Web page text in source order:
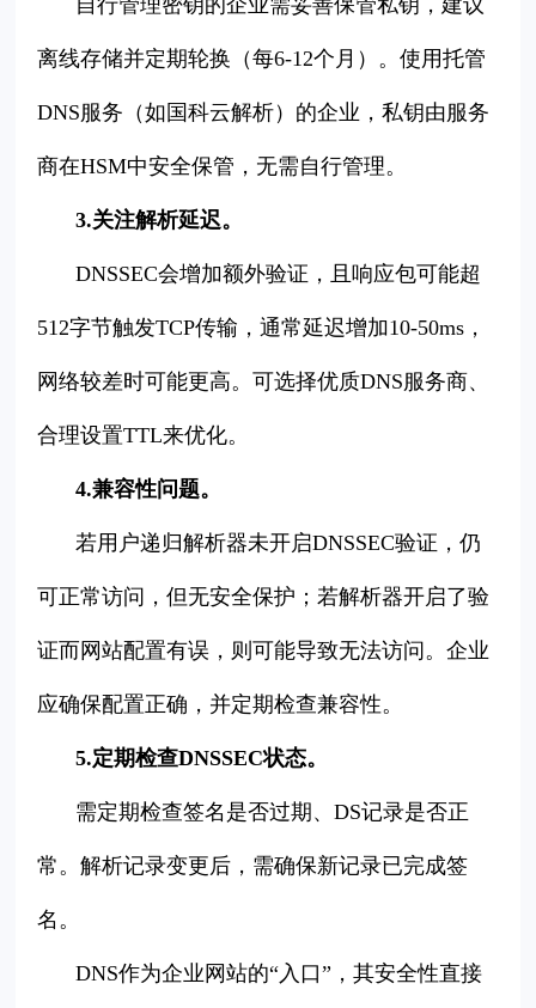
自行管理密钥的企业需妥善保管私钥，建议
离线存储并定期轮换（每6-12个月）。使用托管
DNS服务（如国科云解析）的企业，私钥由服务
商在HSM中安全保管，无需自行管理。
3.关注解析延迟。
DNSSEC会增加额外验证，且响应包可能超
512字节触发TCP传输，通常延迟增加10-50ms，
网络较差时可能更高。可选择优质DNS服务商、
合理设置TTL来优化。
4.兼容性问题。
若用户递归解析器未开启DNSSEC验证，仍
可正常访问，但无安全保护；若解析器开启了验
证而网站配置有误，则可能导致无法访问。企业
应确保配置正确，并定期检查兼容性。
5.定期检查DNSSEC状态。
需定期检查签名是否过期、DS记录是否正
常。解析记录变更后，需确保新记录已完成签
名。
DNS作为企业网站的“入口”，其安全性直接